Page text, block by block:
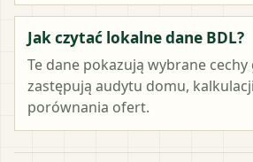
Jak czytać lokalne dane BDL?
Te dane pokazują wybrane cechy
zastępują audytu domu,
porównania ofert.